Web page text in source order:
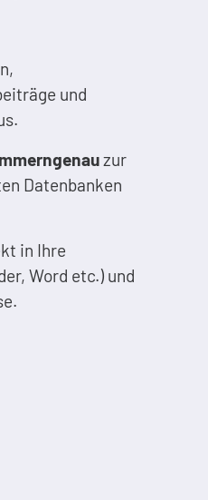
und
zur
Datenbanken
in Ihre
Word etc.) und